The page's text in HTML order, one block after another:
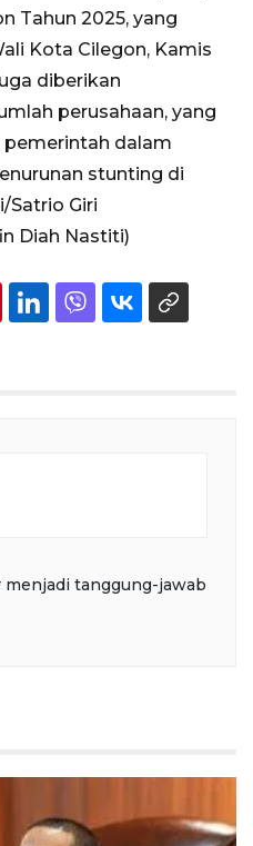
Tahun 2025, yang
Kota Cilegon, Kamis
diberikan
perusahaan, yang
dalam
stunting di
Satrio Giri
Diah Nastiti)
menjadi tanggung-jawab